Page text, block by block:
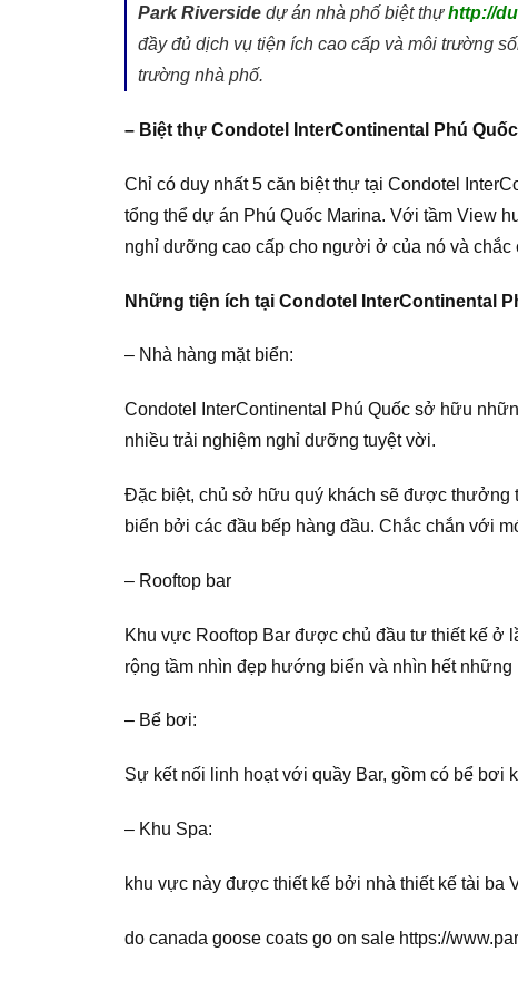
Park Riverside dự án nhà phố biệt thựhttp://
đầy đủ dịch vụ tiện ích cao cấp và môi trường
trường nhà phố.
– Biệt thự Condotel InterContinental Phú Quốc
Chỉ có duy nhất 5 căn biệt thự tại Condotel
tổng thể dự án Phú Quốc Marina. Với tầm View
nghỉ dưỡng cao cấp cho người ở của nó và chắc
Những tiện ích tại Condotel InterContinental
– Nhà hàng mặt biển:
Condotel InterContinental Phú Quốc sở hữu
nhiều trải nghiệm nghỉ dưỡng tuyệt vời.
Đặc biệt, chủ sở hữu quý khách sẽ được thưởng
biển bởi các đầu bếp hàng đầu. Chắc chắn với
– Rooftop bar
Khu vực Rooftop Bar được chủ đầu tư thiết kế ở
rộng tầm nhìn đẹp hướng biển và nhìn hết những
– Bể bơi:
Sự kết nối linh hoạt với quầy Bar, gồm có bể
– Khu Spa:
khu vực này được thiết kế bởi nhà thiết kế tài ba
do canada goose coats go on sale https://